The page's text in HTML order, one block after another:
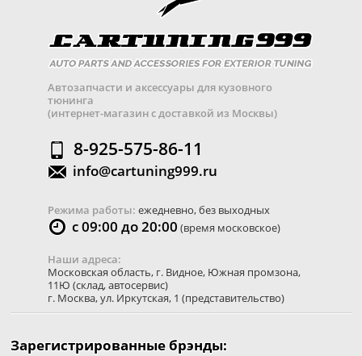
Автозапчасти и аксессуары для кузовного
тюнинга
(интернет-магазин с доставкой из Москвы)
8-925-575-86-11
info@cartuning999.ru
Режима работы: ежедневно, без выходных
с 09:00 до 20:00 (время московское)
Наши адреса:
Московская область, г. Видное, Южная промзона,
11Ю (склад, автосервис)
г. Москва,ул. Иркутская, 1 (представительство)
Зарегистрированные брэнды: